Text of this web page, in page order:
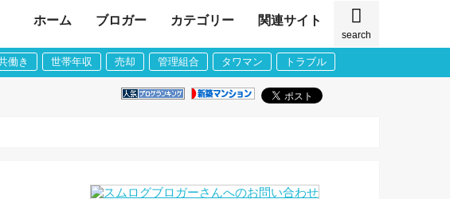
search
ホーム ブロガー カテゴリー 関連サイト
働き 世帯年収 売却 管理組合 タワマン トラブル